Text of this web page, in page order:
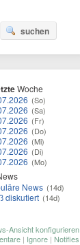
suchen
Woche
(So)
(Sa)
(Fr)
(Do)
(Mi)
(Di)
(Mo)
News (14d)
diskutiert (14d)
Ansicht konfigurieren
| Ignore | Notifies